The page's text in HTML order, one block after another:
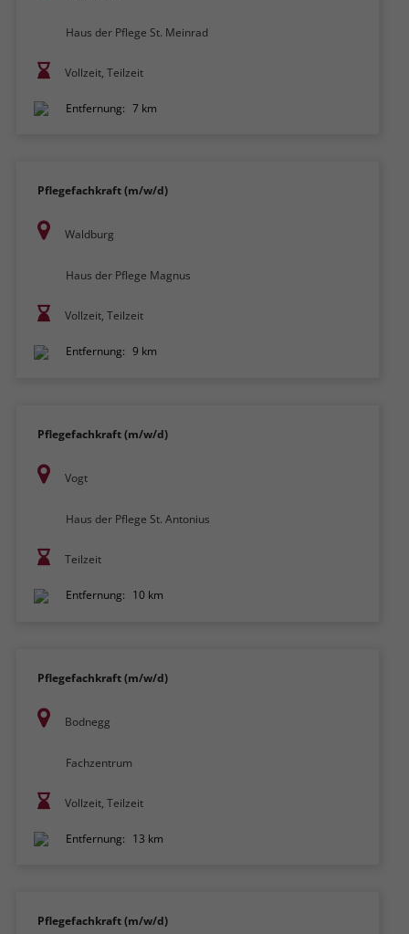
Haus der Pflege St. Meinrad
Vollzeit, Teilzeit
Entfernung: 7 km
Pflegefachkraft (m/w/d)
Waldburg
Haus der Pflege Magnus
Vollzeit, Teilzeit
Entfernung: 9 km
Pflegefachkraft (m/w/d)
Vogt
Haus der Pflege St. Antonius
Teilzeit
Entfernung: 10 km
Pflegefachkraft (m/w/d)
Bodnegg
Fachzentrum
Vollzeit, Teilzeit
Entfernung: 13 km
Pflegefachkraft (m/w/d)